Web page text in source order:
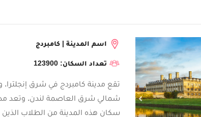
اسم المدينة | كامبردج
تعداد السكان: 123900
شمالي شرق العاصمة لندن. وتعد
سكان هذه المدينة من الطلاب الذين